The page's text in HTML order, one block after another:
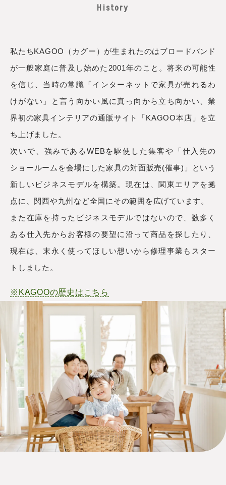
History
私たちKAGOO（カグー）が生まれたのはブロードバンド
が一般家庭に普及し始めた2001年のこと。将来の可能性
を信じ、当時の常識「インターネットで家具が売れるわ
けがない」と言う向かい風に真っ向から立ち向かい、業
界初の家具インテリアの通販サイト「KAGOO本店」を立
ち上げました。
次いで、強みであるWEBを駆使した集客や「仕入先の
ショールームを会場にした家具の対面販売(催事)」という
新しいビジネスモデルを構築。現在は、関東エリアを拠
点に、関西や九州など全国にその範囲を広げています。
また在庫を持ったビジネスモデルではないので、数多く
ある仕入先からお客様の要望に沿って商品を探したり、
現在は、末永く使ってほしい想いから修理事業もスター
トしました。
※KAGOOの歴史はこちら